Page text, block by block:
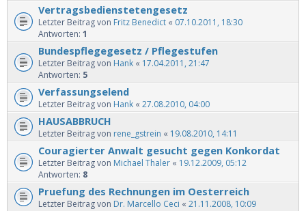
Vertragsbedienstetengesetz
Letzter Beitrag von Fritz Benedict « 07.10.2011, 18:30
Antworten: 1
Bundespflegegesetz / Pflegestufen
Letzter Beitrag von Hank « 17.04.2011, 21:47
Antworten: 5
Verfassungselend
Letzter Beitrag von Hank « 27.08.2010, 04:00
HAUSABBRUCH
Letzter Beitrag von rene_gstrein « 19.08.2010, 14:11
Couragierter Anwalt gesucht gegen Konkordat
Letzter Beitrag von Michael Thaler « 19.12.2009, 05:12
Antworten: 8
Pruefung des Rechnungen im Oesterreich
Letzter Beitrag von Dr. Marcello Ceci « 21.11.2008, 10:09